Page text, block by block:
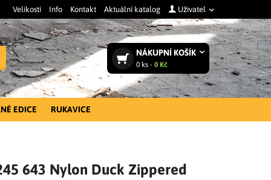
Velikosti Info Kontakt Aktuální katalog Uživatel
NÁKUPNÍ KOŠÍK
0 ks - 0 Kč
Vyhledat
EDICE RUKAVICE
643 Nylon Duck Zippered